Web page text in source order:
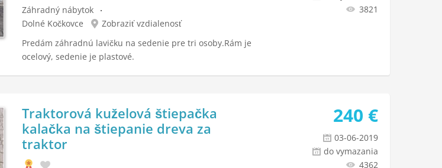
Záhradný nábytok
Dolné Kočkovce
Zobraziť vzdialenosť
Predám záhradnú lavičku na sedenie pre tri osoby.Rám je
ocelový, sedenie je plastové.
3821
Traktorová kuželová štiepačka
kalačka na štiepanie dreva za
traktor
240 €
03-06-2019
do vymazania
4362